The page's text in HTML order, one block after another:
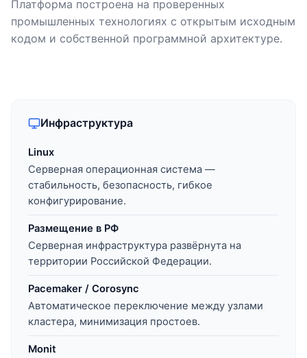
Платформа построена на проверенных
промышленных технологиях с открытым исходным
кодом и собственной программной архитектуре.
Инфраструктура
Linux
Серверная операционная система —
стабильность, безопасность, гибкое
конфигурирование.
Размещение в РФ
Серверная инфраструктура развёрнута на
территории Российской Федерации.
Pacemaker / Corosync
Автоматическое переключение между узлами
кластера, минимизация простоев.
Monit